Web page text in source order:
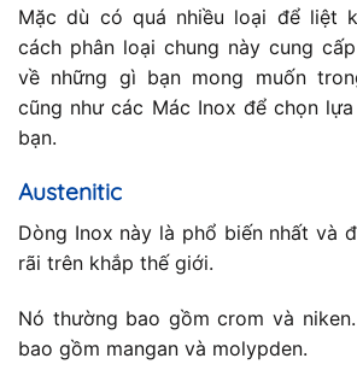
Mặc dù có quá nhiều loại để liệt
cách phân loại chung này cung
về những gì bạn mong muốn
cũng như các Mác Inox để chọn
bạn.
Austenitic
Dòng Inox này là phổ biến nhất và
rãi trên khắp thế giới.
Nó thường bao gồm crom và
bao gồm mangan và molypden.